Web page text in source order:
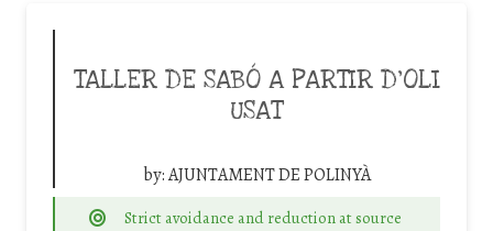
TALLER DE SABÓ A PARTIR D’OLI
USAT
by:AJUNTAMENT DE POLINYÀ
Strict avoidance and reduction at source